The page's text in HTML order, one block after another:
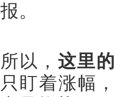
报。
所以， 这里
只盯着涨幅